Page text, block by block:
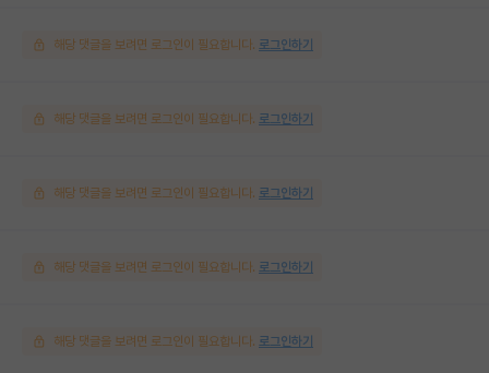
해당 댓글을 보려면 로그인이 필요합니다. 로그인하기
해당 댓글을 보려면 로그인이 필요합니다. 로그인하기
해당 댓글을 보려면 로그인이 필요합니다. 로그인하기
해당 댓글을 보려면 로그인이 필요합니다. 로그인하기
해당 댓글을 보려면 로그인이 필요합니다. 로그인하기